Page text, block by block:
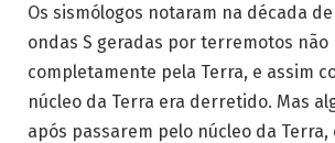
Os sismólogos notaram na década de
ondas S geradas por terremotos não
completamente pela Terra, e assim
núcleo da Terra era derretido. Mas
após passarem pelo núcleo da Terra,